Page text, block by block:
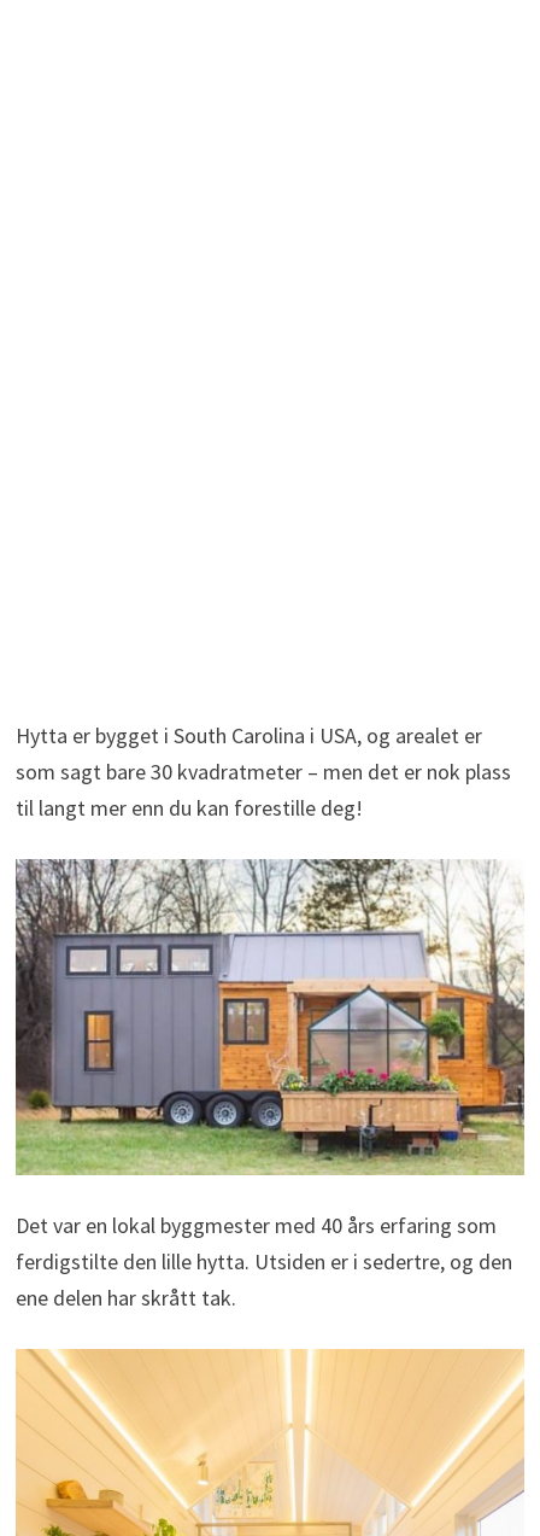
Hytta er bygget i South Carolina i USA, og arealet er
som sagt bare 30 kvadratmeter – men det er nok plass
til langt mer enn du kan forestille deg!
Det var en lokal byggmester med 40 års erfaring som
ferdigstilte den lille hytta. Utsiden er i sedertre, og den
ene delen har skrått tak.